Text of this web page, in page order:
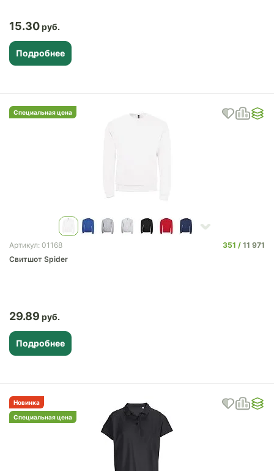
15.30
Подробнее
Специальная цена
Артикул: 01168 351
11 971
Свитшот Spider
29.89
Подробнее
Новинка
Специальная цена